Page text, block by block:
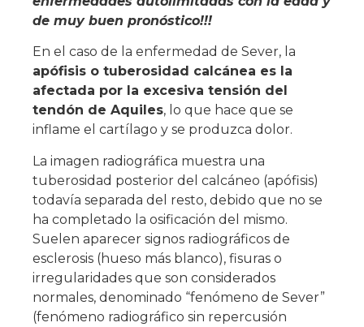
de muy buen pronóstico!!!
En el caso de la enfermedad de Sever, la
apófisis o tuberosidad calcánea es la
afectada por la excesiva tensión del
tendón de Aquiles, lo que hace que se
inflame el cartílago y se produzca dolor.
La imagen radiográfica muestra una
tuberosidad posterior del calcáneo (apófisis)
todavía separada del resto, debido que no se
ha completado la osificación del mismo.
Suelen aparecer signos radiográficos de
esclerosis (hueso más blanco), fisuras o
irregularidades que son considerados
normales, denominado “fenómeno de Sever”
(fenómeno radiográfico sin repercusión